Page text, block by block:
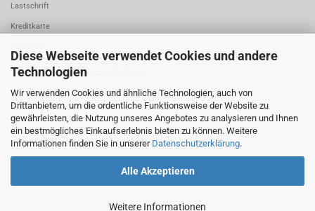
Diese Webseite verwendet Cookies und andere
Technologien
Wir verwenden Cookies und ähnliche Technologien, auch von
Drittanbietern, um die ordentliche Funktionsweise der Website zu
gewährleisten, die Nutzung unseres Angebotes zu analysieren und Ihnen
ein bestmögliches Einkaufserlebnis bieten zu können. Weitere
Informationen finden Sie in unserer Datenschutzerklärung.
Alle Akzeptieren
Weitere Informationen
Lastschrift
Kreditkarte
Service für Updateclub-Mitglieder
Alle Updates
Erweiterter Support
Fernwartung